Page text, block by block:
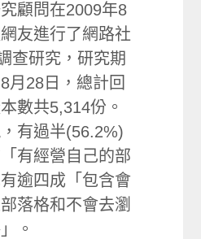
顧問在2009年8
友進行了網路社
查研究，研究期
月28日，總計回
數共5,314份。
有過半(56.2%)
有經營自己的部
逾四成「包含會
落格和不會去瀏
。